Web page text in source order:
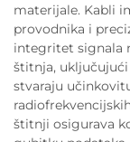
materijale. Kabli
provodnika i
integritet signala
štitnja,
stvaraju
štitnji osigurava